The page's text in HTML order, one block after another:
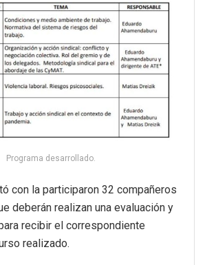
Programa desarrollado.
con la participaron 32 compañeros
deberán realizan una evaluación y
recibir el correspondiente
realizado.